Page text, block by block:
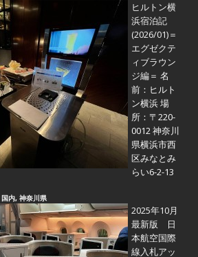
ヒルトン横
浜宿泊記
(2026/01)＝
エグゼクテ
ィブラウン
ジ編＝ 名
前：ヒルト
ン横浜 場
所：〒220-
0012 神奈川
県横浜市西
区みなとみ
らい6-2-13
国内, 神奈川県
2025年10月
最新版 日
本航空国際
線入札アッ